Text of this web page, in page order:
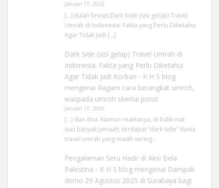
Januari 17, 2026
[…] itulah brosis Dark Side (sisi gelap) Travel
Umrah di Indonesia: Fakta yang Perlu Diketahui
Agar Tidak Jadi […]
Dark Side (sisi gelap) Travel Umrah di
Indonesia: Fakta yang Perlu Diketahui
Agar Tidak Jadi Korban - K H S blog
mengenai Ragam cara berangkat umroh,
waspada umroh skema ponzi
Januari 17, 2026
[…] dan doa. Namun realitanya, di balik niat
suci banyak jamaah, terdapat “dark side” dunia
travel umrah yang masih sering…
Pengalaman Seru Hadir di Aksi Bela
Palestina - K H S blogmengenai Dampak
demo 29 Agustus 2025 di Surabaya bagi